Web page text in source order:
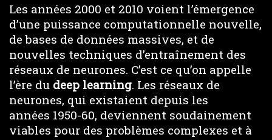
Les années 2000 et 2010 voient l’émergence
d’une puissance computationnelle nouvelle,
de bases de données massives, et de
nouvelles techniques d’entraînement des
réseaux de neurones. C’est ce qu’on appelle
l’ère du deep learning. Les réseaux de
neurones, qui existaient depuis les
années 1950-60, deviennent soudainement
viables pour des problèmes complexes et à